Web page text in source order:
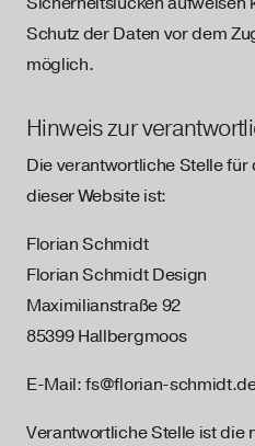
Schutz der Daten vor dem
möglich.
Hinweis zur
Die verantwortliche Stelle
dieser Website ist:
Florian Schmidt
Florian Schmidt Design
Maximilianstraße 92
85399 Hallbergmoos
E-Mail: fs@florian-
Verantwortliche Stelle ist die